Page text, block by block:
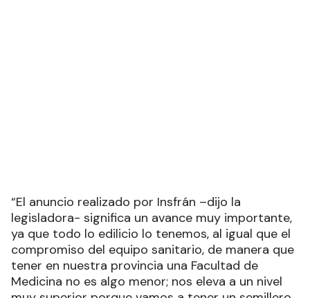
“El anuncio realizado por Insfrán –dijo la
legisladora- significa un avance muy importante,
ya que todo lo edilicio lo tenemos, al igual que el
compromiso del equipo sanitario, de manera que
tener en nuestra provincia una Facultad de
Medicina no es algo menor; nos eleva a un nivel